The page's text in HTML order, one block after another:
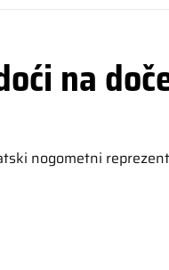
na
nogometni